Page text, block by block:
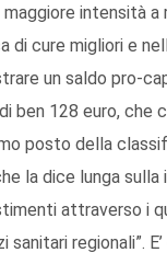
maggiore intensità
di cure migliori e
un saldo pro-
ben 128 euro, che
posto della
la dice lunga sulla
attraverso i
sanitari regionali”.